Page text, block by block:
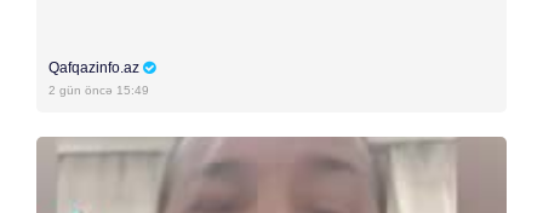
Qafqazinfo.az
2 gün öncə 15:49